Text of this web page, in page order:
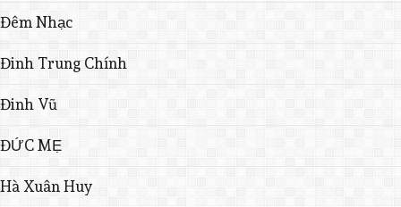
Đêm Nhạc
Đinh Trung Chính
Đinh Vũ
ĐỨC MẸ
Hà Xuân Huy